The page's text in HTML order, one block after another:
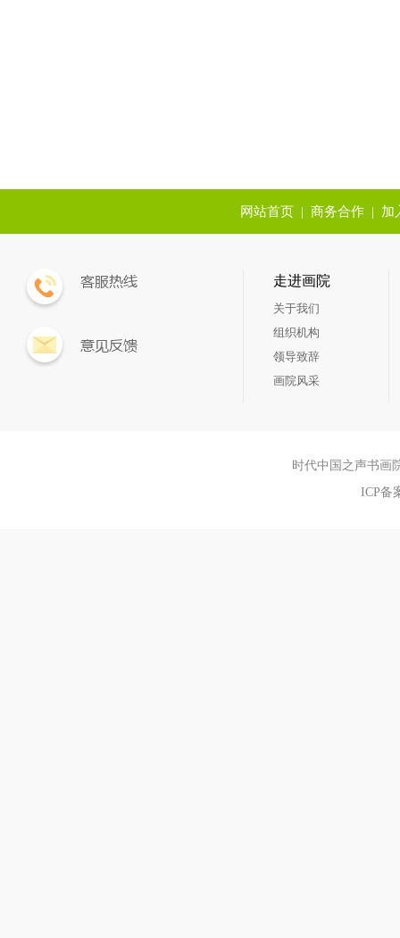
网站首页 | 商务合作 | 加
走进画院
关于我们
组织机构
领导致辞
画院风采
时代中国之声书画
ICP备